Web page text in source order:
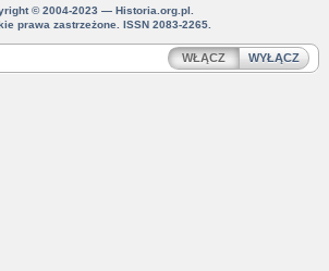
© 2004-2023 — Historia.org.pl.
prawa zastrzeżone. ISSN 2083-2265.
WŁĄCZ WYŁĄCZ